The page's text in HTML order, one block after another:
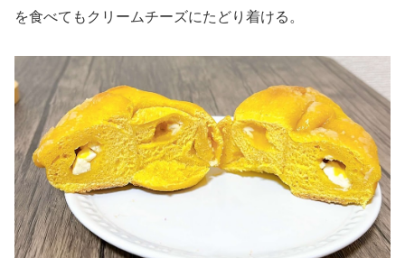
を食べてもクリームチーズにたどり着ける。